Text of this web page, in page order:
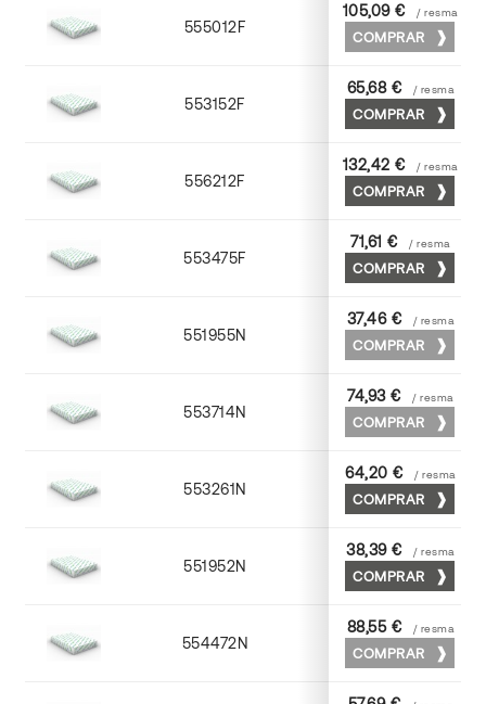
555012F 72 x 102
105,09 € / resma
COMPRAR
553152F 52 x 70
65,68 € / resma
COMPRAR
556212F 72 x 102
132,42 € / resma
COMPRAR
553475F 75 x 53
71,61 € / resma
COMPRAR
551955N 52 x 70
37,46 € / resma
COMPRAR
553714N 72 x 102
74,93 € / resma
COMPRAR
553261N 63 x 88
64,20 € / resma
COMPRAR
551952N 52 x 70
38,39 € / resma
COMPRAR
554472N 70 x 100
88,55 € / resma
COMPRAR